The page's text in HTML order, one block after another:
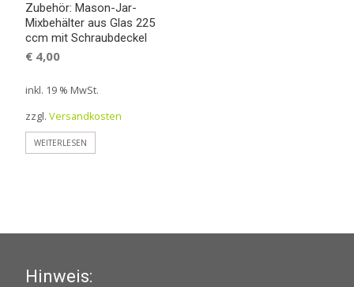
Zubehör: Mason-Jar-
Mixbehälter aus Glas 225
ccm mit Schraubdeckel
€ 4,00
inkl. 19 % MwSt.
zzgl. Versandkosten
WEITERLESEN
Hinweis: